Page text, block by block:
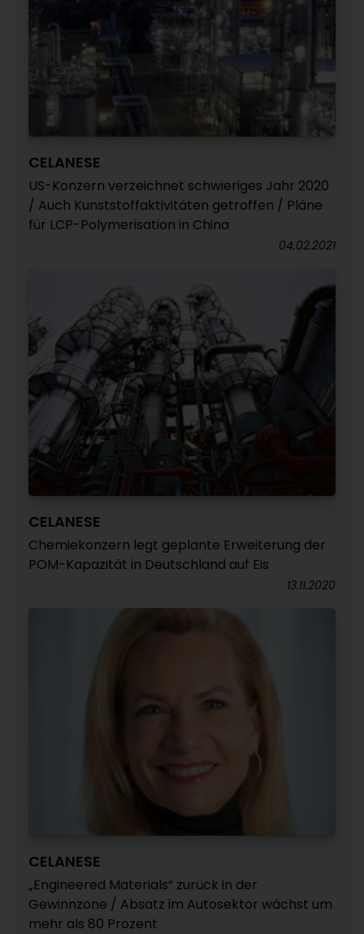
CELANESE
US-Konzern verzeichnet schwieriges Jahr 2020
/ Auch Kunststoffaktivitäten getroffen / Pläne
für LCP-Polymerisation in China
04.02.2021
CELANESE
Chemiekonzern legt geplante Erweiterung der
POM-Kapazität in Deutschland auf Eis
13.11.2020
CELANESE
„Engineered Materials“ zurück in der
Gewinnzone / Absatz im Autosektor wächst um
mehr als 80 Prozent